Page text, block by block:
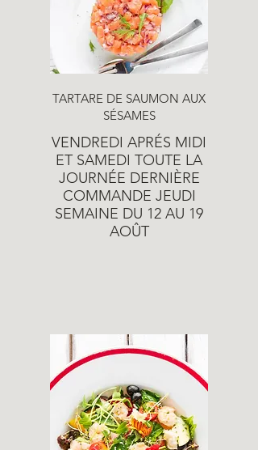
TARTARE DE SAUMON AUX
SÉSAMES
VENDREDI APRÉS MIDI
ET SAMEDI TOUTE LA
JOURNÉE DERNIÈRE
COMMANDE JEUDI
SEMAINE DU 12 AU 19
AOÛT